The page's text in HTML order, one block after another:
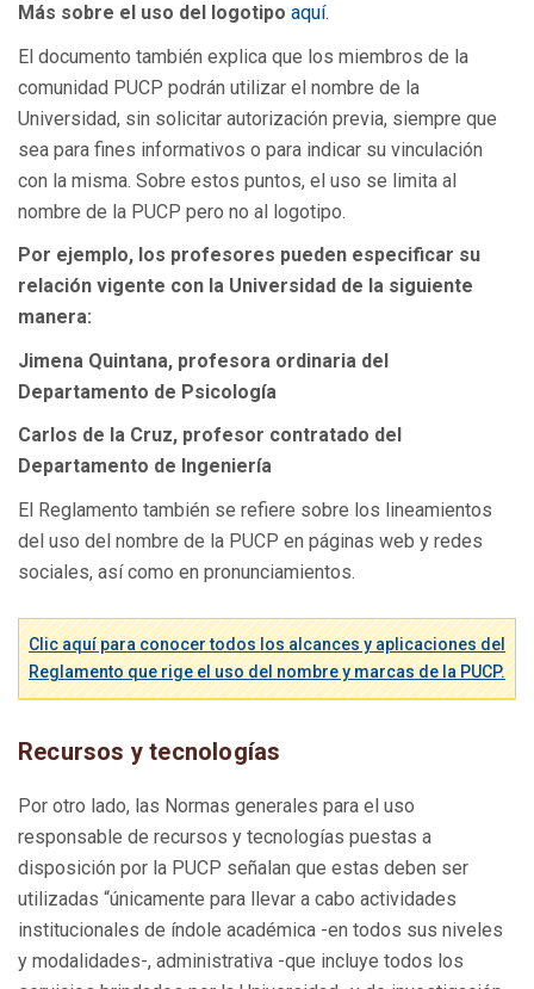
Más sobre el uso del logotipo aquí.
El documento también explica que los miembros de la
comunidad PUCP podrán utilizar el nombre de la
Universidad, sin solicitar autorización previa, siempre que
sea para fines informativos o para indicar su vinculación
con la misma. Sobre estos puntos, el uso se limita al
nombre de la PUCP pero no al logotipo.
Por ejemplo, los profesores pueden especificar su
relación vigente con la Universidad de la siguiente
manera:
Jimena Quintana, profesora ordinaria del
Departamento de Psicología
Carlos de la Cruz, profesor contratado del
Departamento de Ingeniería
El Reglamento también se refiere sobre los lineamientos
del uso del nombre de la PUCP en páginas web y redes
sociales, así como en pronunciamientos.
Clic aquí para conocer todos los alcances y aplicaciones del
Reglamento que rige el uso del nombre y marcas de la PUCP.
Recursos y tecnologías
Por otro lado, las Normas generales para el uso
responsable de recursos y tecnologías puestas a
disposición por la PUCP señalan que estas deben ser
utilizadas “únicamente para llevar a cabo actividades
institucionales de índole académica -en todos sus niveles
y modalidades-, administrativa -que incluye todos los